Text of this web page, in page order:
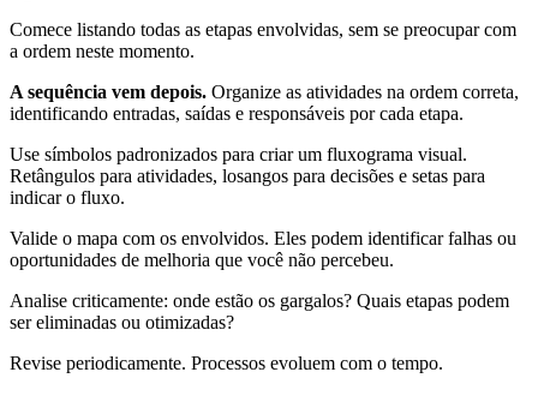
Comece listando todas as etapas envolvidas, sem se preocupar com
a ordem neste momento.
A sequência vem depois. Organize as atividades na ordem correta,
identificando entradas, saídas e responsáveis por cada etapa.
Use símbolos padronizados para criar um fluxograma visual.
Retângulos para atividades, losangos para decisões e setas para
indicar o fluxo.
Valide o mapa com os envolvidos. Eles podem identificar falhas ou
oportunidades de melhoria que você não percebeu.
Analise criticamente: onde estão os gargalos? Quais etapas podem
ser eliminadas ou otimizadas?
Revise periodicamente. Processos evoluem com o tempo.